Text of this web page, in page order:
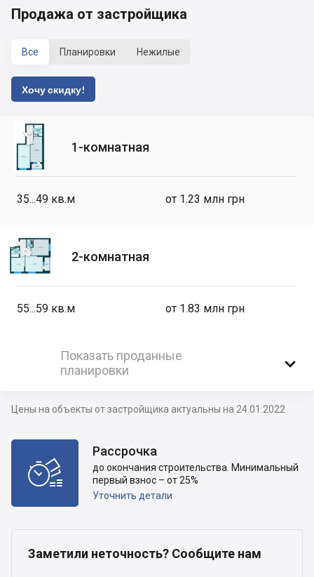
Продажа от застройщика
Все Планировки Нежилые
Хочу скидку!
1-комнатная
35...49 кв.м от 1.23 млн грн
2-комнатная
55...59 кв.м от 1.83 млн грн
Показать проданные
планировки

Цены на объекты от застройщика актуальны на 24.01.2022

Рассрочка
до окончания строительства. Минимальный
первый взнос – от 25%
Уточнить детали
Заметили неточность? Сообщите нам